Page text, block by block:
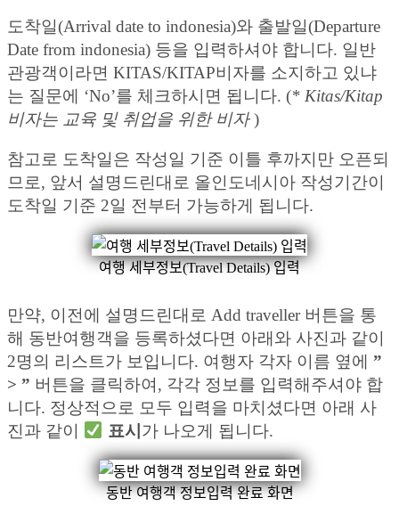
도착일(Arrival date to indonesia)와 출발일(Departure
Date from indonesia) 등을 입력하셔야 합니다. 일반
관광객이라면 KITAS/KITAP비자를 소지하고 있냐
는 질문에 ‘No’를 체크하시면 됩니다. (* Kitas/Kitap
비자는 교육 및 취업을 위한 비자)
참고로 도착일은 작성일 기준 이틀 후까지만 오픈되
므로, 앞서 설명드린대로 올인도네시아 작성기간이
도착일 기준 2일 전부터 가능하게 됩니다.
여행 세부정보(Travel Details) 입력
만약, 이전에 설명드린대로 Add traveller 버튼을 통
해 동반여행객을 등록하셨다면 아래와 사진과 같이
2명의 리스트가 보입니다. 여행자 각자 이름 옆에 ”
> ” 버튼을 클릭하여, 각각 정보를 입력해주셔야 합
니다. 정상적으로 모두 입력을 마치셨다면 아래 사
진과 같이
표시 가 나오게 됩니다.
동반 여행객 정보입력 완료 화면